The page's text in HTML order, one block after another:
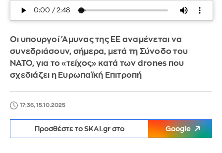
Οι υπουργοί 'Αμυνας της ΕΕ αναμένεται να
συνεδριάσουν, σήμερα, μετά τη Σύνοδο του
ΝΑΤΟ, για το «τείχος» κατά των drones που
σχεδιάζει η Ευρωπαϊκή Επιτροπή
17:36, 15.10.2025
Προσθέστε το SKAI.gr στο Google